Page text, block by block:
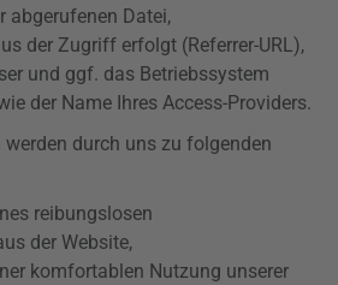
abgerufenen Datei,
der Zugriff erfolgt (Referrer-URL),
und ggf. das Betriebssystem
der Name Ihres Access-Providers.
durch uns zu folgenden
reibungslosen
der Website,
komfortablen Nutzung unserer